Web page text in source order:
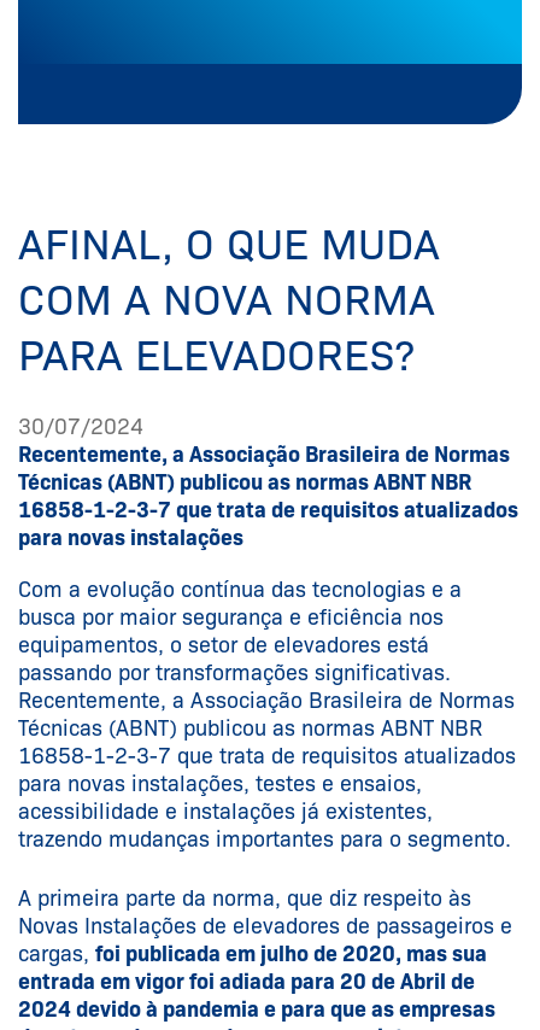
AFINAL, O QUE MUDA
COM A NOVA NORMA
PARA ELEVADORES?
30/07/2024
Recentemente, a Associação Brasileira de Normas
Técnicas (ABNT) publicou as normas ABNT NBR
16858-1-2-3-7 que trata de requisitos atualizados
para novas instalações
Com a evolução contínua das tecnologias e a
busca por maior segurança e eficiência nos
equipamentos, o setor de elevadores está
passando por transformações significativas.
Recentemente, a Associação Brasileira de Normas
Técnicas (ABNT) publicou as normas ABNT NBR
16858-1-2-3-7 que trata de requisitos atualizados
para novas instalações, testes e ensaios,
acessibilidade e instalações já existentes,
trazendo mudanças importantes para o segmento.
A primeira parte da norma, que diz respeito às
Novas Instalações de elevadores de passageiros e
cargas, foi publicada em julho de 2020, mas sua
entrada em vigor foi adiada para 20 de Abril de
2024 devido à pandemia e para que as empresas